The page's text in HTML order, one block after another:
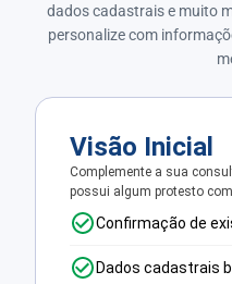
dados cadastrais e muito
personalize com
Visão Inicial
Complemente a sua
possui algum protesto
Confirmação de
Dados cadastrais